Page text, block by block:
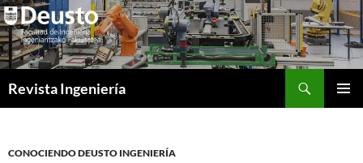
Saltar
al
contenido
Revista Ingeniería
CONOCIENDO DEUSTO INGENIERÍA